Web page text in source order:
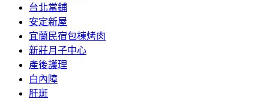
台北當鋪
安定新屋
宜蘭民宿包棟烤肉
新莊月子中心
產後護理
白內障
肝斑